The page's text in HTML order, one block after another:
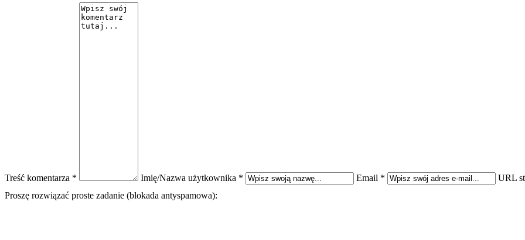
Treść komentarza * Imię/Nazwa użytkownika * Email *
URL
Proszę rozwiązać proste zadanie (blokada antyspamowa):